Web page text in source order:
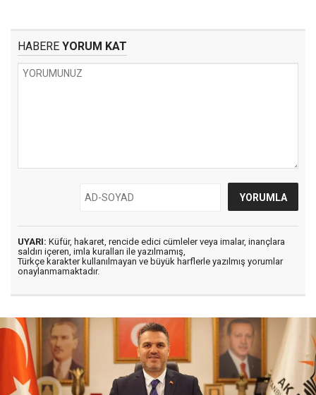
HABERE YORUM KAT
UYARI: Küfür, hakaret, rencide edici cümleler veya imalar, inançlara
saldırı içeren, imla kuralları ile yazılmamış,
Türkçe karakter kullanılmayan ve büyük harflerle yazılmış yorumlar
onaylanmamaktadır.